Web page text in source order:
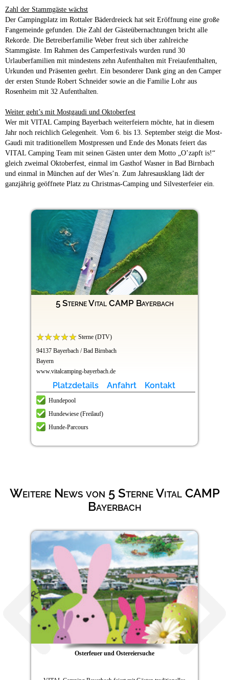
Zahl der Stammgäste wächst
Der Campingplatz im Rottaler Bäderdreieck hat seit Eröffnung eine große
Fangemeinde gefunden. Die Zahl der Gästeübernachtungen bricht alle
Rekorde. Die Betreiberfamilie Weber freut sich über zahlreiche
Stammgäste. Im Rahmen des Camperfestivals wurden rund 30
Urlauberfamilien mit mindestens zehn Aufenthalten mit Freiaufenthalten,
Urkunden und Präsenten geehrt. Ein besonderer Dank ging an den Camper
der ersten Stunde Robert Schneider sowie an die Familie Lohr aus
Rosenheim mit 32 Aufenthalten.
Weiter geht’s mit Mostgaudi und Oktoberfest
Wer mit VITAL Camping Bayerbach weiterfeiern möchte, hat in diesem
Jahr noch reichlich Gelegenheit. Vom 6. bis 13. September steigt die Most-
Gaudi mit traditionellem Mostpressen und Ende des Monats feiert das
VITAL Camping Team mit seinen Gästen unter dem Motto „O’zapft is!“
gleich zweimal Oktoberfest, einmal im Gasthof Wasner in Bad Birnbach
und einmal in München auf der Wies’n. Zum Jahresausklang lädt der
ganzjährig geöffnete Platz zu Christmas-Camping und Silvesterfeier ein.
5 Sterne Vital CAMP Bayerbach
Sterne (DTV)
94137 Bayerbach / Bad Birnbach
Bayern
www.vitalcamping-bayerbach.de
Platzdetails Anfahrt Kontakt
Hundepool
Hundewiese (Freilauf)
Hunde-Parcours
Weitere News von 5 Sterne Vital CAMP
Bayerbach
Osterfeuer und Ostereiersuche